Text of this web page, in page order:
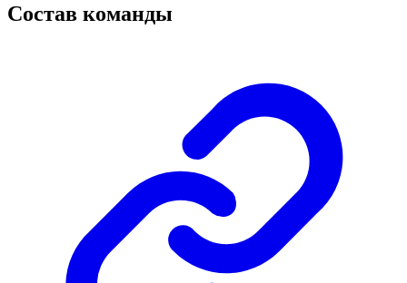
Состав команды